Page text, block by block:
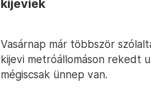
kijeviek
Vasárnap már többször
kijevi metróállomáson rekedt
mégiscsak ünnep van.